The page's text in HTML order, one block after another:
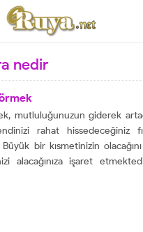
nedir
mutluluğunuzun giderek
rahat hissedeceğiniz
bir kısmetinizin
alacağınıza işaret